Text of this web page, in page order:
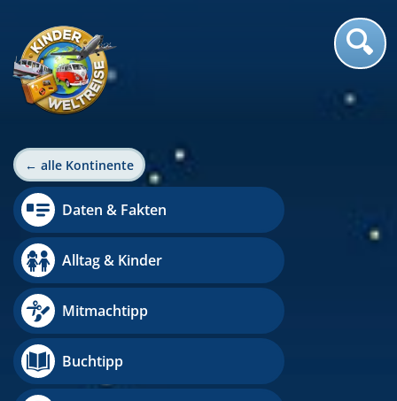
← alle Kontinente
Daten & Fakten
Alltag & Kinder
Mitmachtipp
Buchtipp